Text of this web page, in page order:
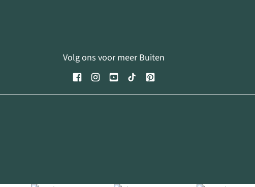
Volg ons voor meer Buiten